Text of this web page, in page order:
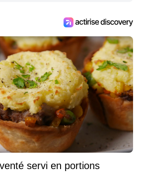
servi en portions